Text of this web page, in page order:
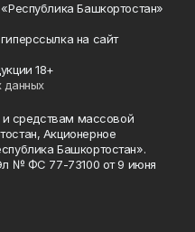
Башкортостан»
на сайт
18+
данных
и средствам массовой
Акционерное
Башкортостан».
№ ФС 77-73100 от 9 июня